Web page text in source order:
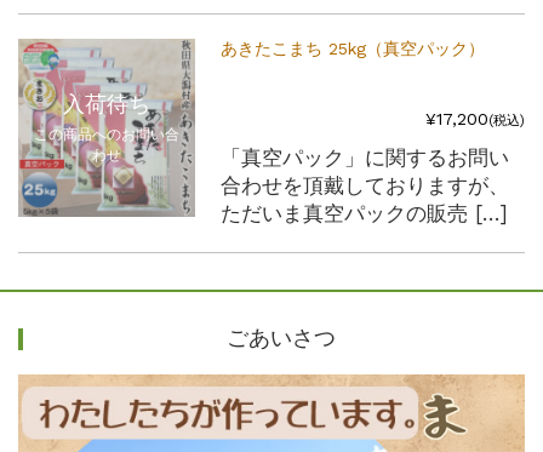
入荷待ち
この商品へのお問い合
わせ
あきたこまち 25kg（真空パック）
¥17,200(税込)
「真空パック」に関するお問い
合わせを頂戴しておりますが、
ただいま真空パックの販売 […]
ごあいさつ